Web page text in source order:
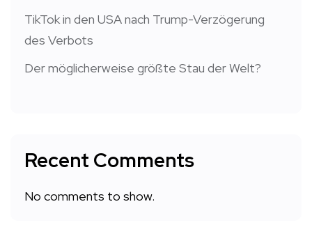
TikTok in den USA nach Trump-Verzögerung
des Verbots
Der möglicherweise größte Stau der Welt?
Recent Comments
No comments to show.